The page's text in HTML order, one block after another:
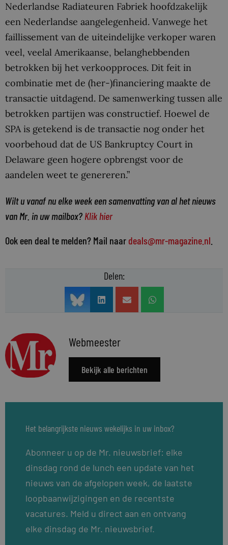
Nederlandse Radiateuren Fabriek hoofdzakelijk
een Nederlandse aangelegenheid. Vanwege het
faillissement van de uiteindelijke verkoper waren
veel, veelal Amerikaanse, belanghebbenden
betrokken bij het verkoopproces. Dit feit in
combinatie met de (her-)financiering maakte de
transactie uitdagend. De samenwerking tussen alle
betrokken partijen was constructief. Hoewel de
SPA is getekend is de transactie nog onder het
voorbehoud dat de US Bankruptcy Court in
Delaware geen hogere opbrengst voor de
aandelen weet te genereren.”
Wilt u vanaf nu elke week een samenvatting van al het nieuws
van Mr. in uw mailbox? Klik hier
Ook een deal te melden? Mail naar deals@mr-magazine.nl
Delen:
Webmeester
Bekijk alle berichten
Het belangrijkste nieuws wekelijks in uw inbox?
Abonneer u op de Mr. nieuwsbrief: elke
dinsdag rond de lunch een update van het
nieuws van de afgelopen week, de laatste
loopbaanwijzigingen en de recentste
vacatures. Meld u direct aan en ontvang
elke dinsdag de Mr. nieuwsbrief.